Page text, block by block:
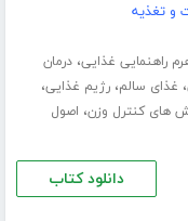
و تغذیه
راهنمایی غذایی،درمان
، غذای سالم،رژیم غذایی،
های کنترل وزن، اصول
دانلود کتاب